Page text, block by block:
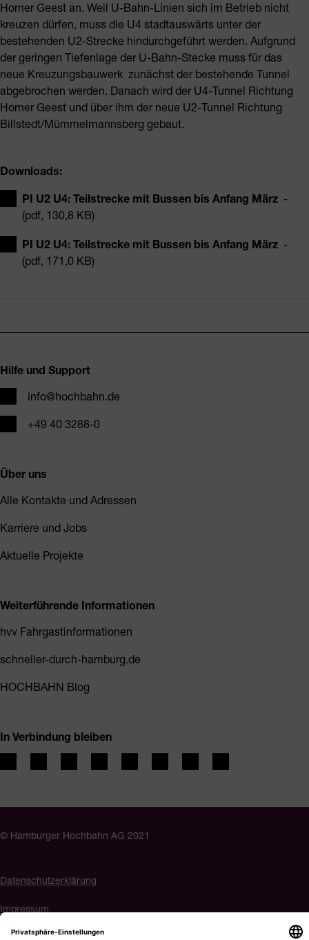
Horner Geest an. Weil U-Bahn-Linien sich im Betrieb nicht
kreuzen dürfen, muss die U4 stadtauswärts unter der
bestehenden U2-Strecke hindurchgeführt werden. Aufgrund
der geringen Tiefenlage der U-Bahn-Stecke muss für das
neue Kreuzungsbauwerk zunächst der bestehende Tunnel
abgebrochen werden. Danach wird der U4-Tunnel Richtung
Horner Geest und über ihm der neue U2-Tunnel Richtung
Billstedt/Mümmelmannsberg gebaut.
Downloads:
PI U2 U4: Teilstrecke mit Bussen bis Anfang März -
(pdf, 130,8 KB)
PI U2 U4: Teilstrecke mit Bussen bis Anfang März -
(pdf, 171,0 KB)
Hilfe und Support
E-Mailinfo@hochbahn.de
Telefon+49 40 3288-0
Über uns
Alle Kontakte und Adressen
Karriere und Jobs
Aktuelle Projekte
Weiterführende Informationen
hvv Fahrgastinformationen
schneller-durch-hamburg.de
HOCHBAHN Blog
In Verbindung bleiben
© Hamburger Hochbahn AG 2021
Datenschutzerklärung
Impressum
Barrierefreiheit